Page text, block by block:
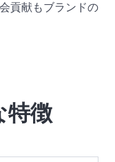
貢献もブランドの
特徴